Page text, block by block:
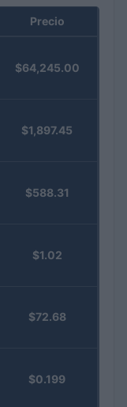
Precio
$64,245.00
$1,897.45
$588.31
$1.02
$72.68
$0.199